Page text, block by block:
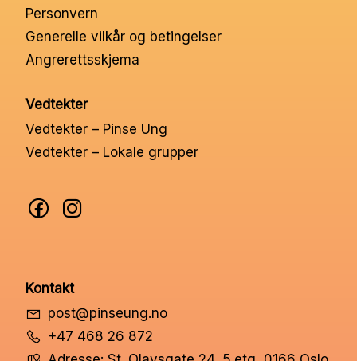
Personvern
Generelle vilkår og betingelser
Angrerettsskjema
Vedtekter
Vedtekter – Pinse Ung
Vedtekter – Lokale grupper
Kontakt
post@pinseung.no
+47 468 26 872